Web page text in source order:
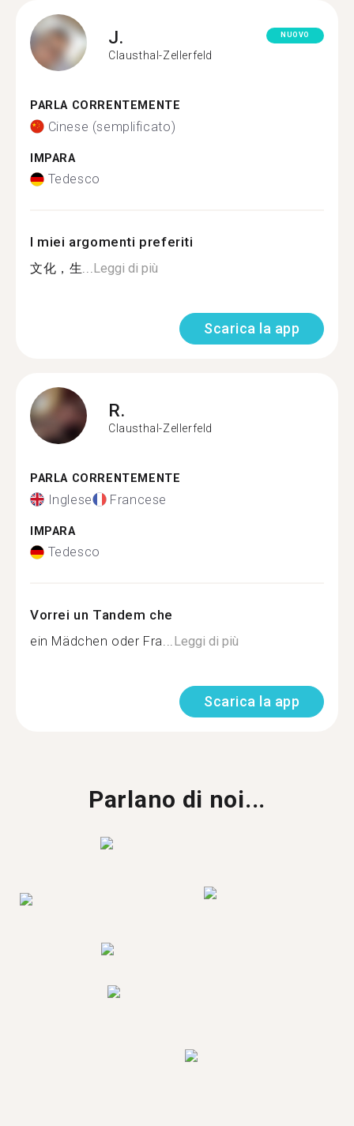
J.
Clausthal-Zellerfeld
NUOVO
PARLA CORRENTEMENTE
Cinese (semplificato)
IMPARA
Tedesco
I miei argomenti preferiti
文化，生...Leggi di più
Scarica la app
R.
Clausthal-Zellerfeld
PARLA CORRENTEMENTE
Inglese Francese
IMPARA
Tedesco
Vorrei un Tandem che
ein Mädchen oder Fra...Leggi di più
Scarica la app
Parlano di noi...